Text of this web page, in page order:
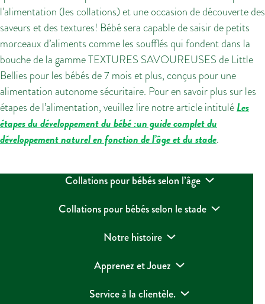
l’alimentation (les collations) et une occasion de découverte des
saveurs et des textures! Bébé sera capable de saisir de petits
morceaux d’aliments comme les soufflés qui fondent dans la
bouche de la gamme TEXTURES SAVOUREUSES de Little
Bellies pour les bébés de 7 mois et plus, conçus pour une
alimentation autonome sécuritaire. Pour en savoir plus sur les
étapes de l’alimentation, veuillez lire notre article intitulé Les
étapes du développement du bébé :un guide complet du
développement naturel en fonction de l’âge et du stade.
Collations pour bébés selon l’âge
Collations pour bébés selon le stade
Notre histoire
Apprenez et Jouez
Service à la clientèle.